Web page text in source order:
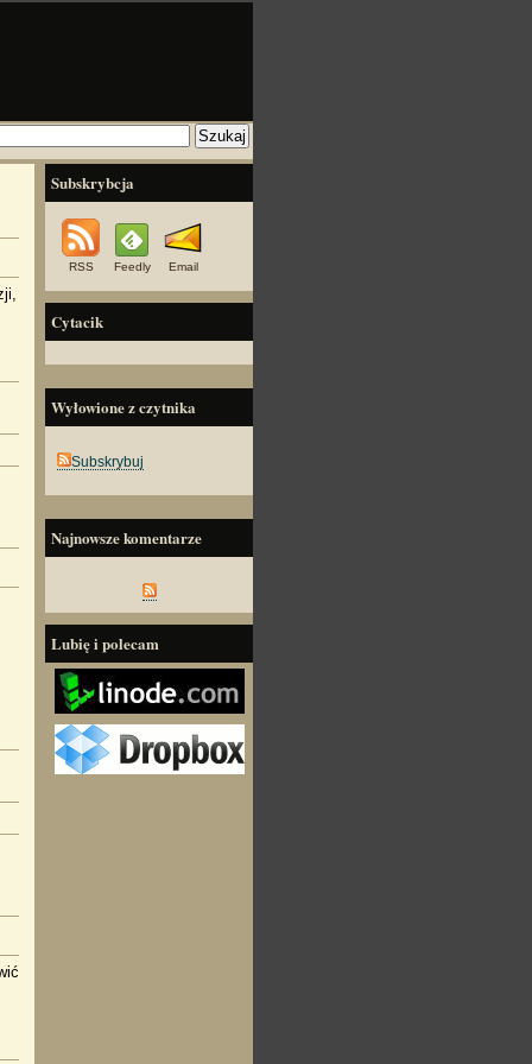
Subskrybcja
RSS Feedly Email
Cytacik
Wyłowione z czytnika
Subskrybuj
Najnowsze komentarze
Lubię i polecam